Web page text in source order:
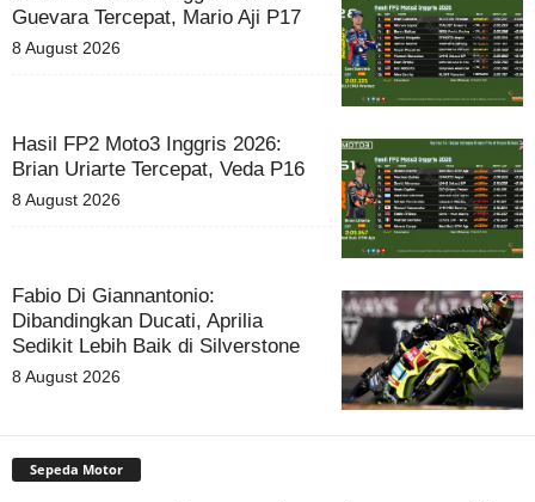
Guevara Tercepat, Mario Aji P17
8 August 2026
Hasil FP2 Moto3 Inggris 2026:
Brian Uriarte Tercepat, Veda P16
8 August 2026
Fabio Di Giannantonio:
Dibandingkan Ducati, Aprilia
Sedikit Lebih Baik di Silverstone
8 August 2026
Sepeda Motor